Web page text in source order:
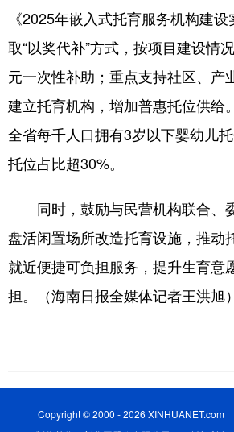
《2025年嵌入式托育服务机构建
取“以奖代补”方式，按项目建设情
元一次性补助；重点支持社区、产
建立托育机构，增加普惠托位供给
全省每千人口拥有3岁以下婴幼儿
托位占比超30%。
同时，鼓励与民营机构联合、
盘活闲置场所改造托育设施，推动
就近便捷可负担服务，提升生育意
担。（海南日报全媒体记者王洪旭）
Copyright © 2000 - 2026 XINHUANET.com